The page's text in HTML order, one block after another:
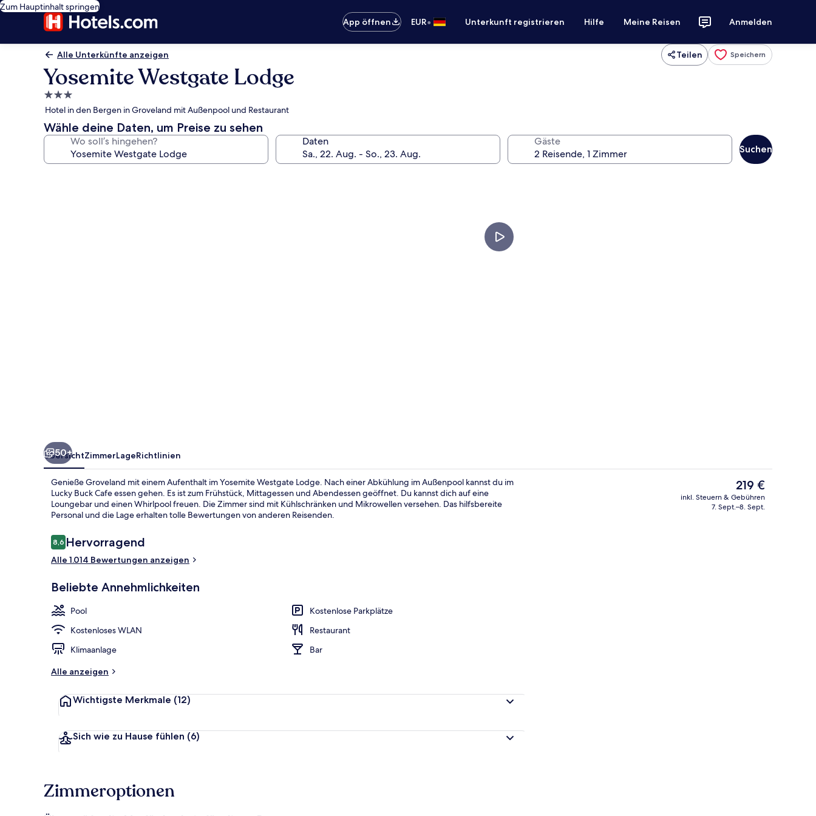
Zum Hauptinhalt springen
App öffnen
EUR• Unterkunft registrieren Hilfe Meine Reisen Anmelden
Alle Unterkünfte anzeigen Teilen Speichern
Yosemite Westgate Lodge
3.0-
Sterne-
Unterkunft
Hotel in den Bergen in Groveland mit Außenpool und Restaurant
Wähle deine Daten, um Preise zu sehen
Wo soll’s hingehen? Daten Gäste
Suchen
Fassade der Unterkunft
50+
ÜbersichtZimmerLageRichtlinien
Genieße Groveland mit einem Aufenthalt im Yosemite Westgate Lodge. Nach einer Abkühlung im Außenpool kannst du im
Lucky Buck Cafe essen gehen. Es ist zum Frühstück, Mittagessen und Abendessen geöffnet. Du kannst dich auf eine
Loungebar und einen Whirlpool freuen. Die Zimmer sind mit Kühlschränken und Mikrowellen versehen. Das hilfsbereite
Personal und die Lage erhalten tolle Bewertungen von anderen Reisenden.
Bewertungen
8,68,6 von 10.
Hervorragend
Alle 1.014 Bewertungen anzeigen
Beliebte Annehmlichkeiten
Pool
Kostenlose Parkplätze
Kostenloses WLAN
Restaurant
Klimaanlage
Bar
Alle anzeigen
Wichtigste Merkmale (12)
Sich wie zu Hause fühlen (6)
Der
aktuelle
Preis
219 €
inkl. Steuern & Gebühren
7. Sept.–8. Sept.
Zimmeroptionen